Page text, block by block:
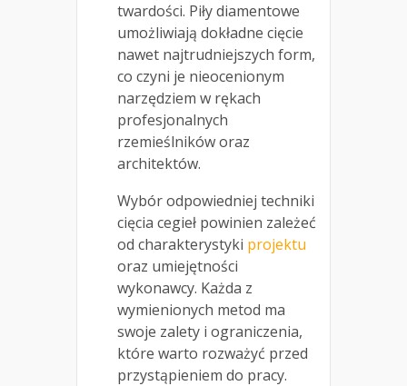
twardości. Piły diamentowe
umożliwiają dokładne cięcie
nawet najtrudniejszych form,
co czyni je nieocenionym
narzędziem w rękach
profesjonalnych
rzemieślników oraz
architektów.
Wybór odpowiedniej techniki
cięcia cegieł powinien zależeć
od charakterystyki projektu
oraz umiejętności
wykonawcy. Każda z
wymienionych metod ma
swoje zalety i ograniczenia,
które warto rozważyć przed
przystąpieniem do pracy.